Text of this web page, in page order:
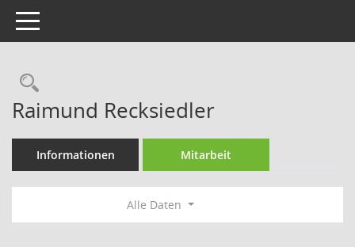
Toggle navigation
Rechercheauswahl
Raimund Recksiedler
Informationen Mitarbeit
Alle Daten